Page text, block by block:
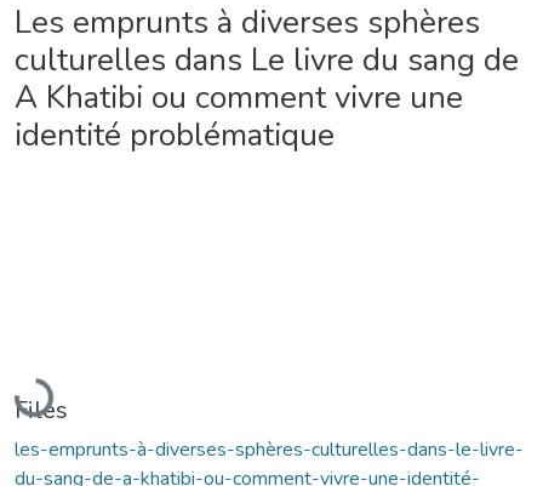
Les emprunts à diverses sphères
culturelles dans Le livre du sang de
A Khatibi ou comment vivre une
identité problématique
Loading...
Files
les-emprunts-à-diverses-sphères-culturelles-dans-le-livre-
du-sang-de-a-khatibi-ou-comment-vivre-une-identité-